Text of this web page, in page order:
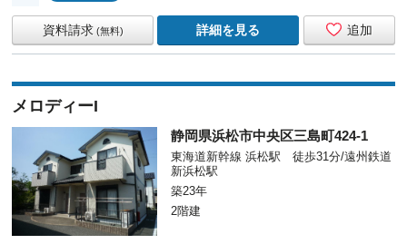
追加
資料請求 (無料) 詳細を見る
メロディーI
静岡県浜松市中央区三島町424-1
東海道新幹線 浜松駅 徒歩31分/遠州鉄道
新浜松駅
築23年
2階建